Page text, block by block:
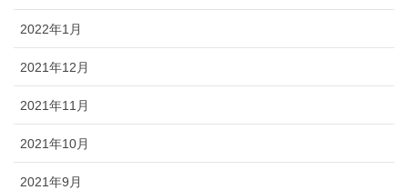
2022年1月
2021年12月
2021年11月
2021年10月
2021年9月